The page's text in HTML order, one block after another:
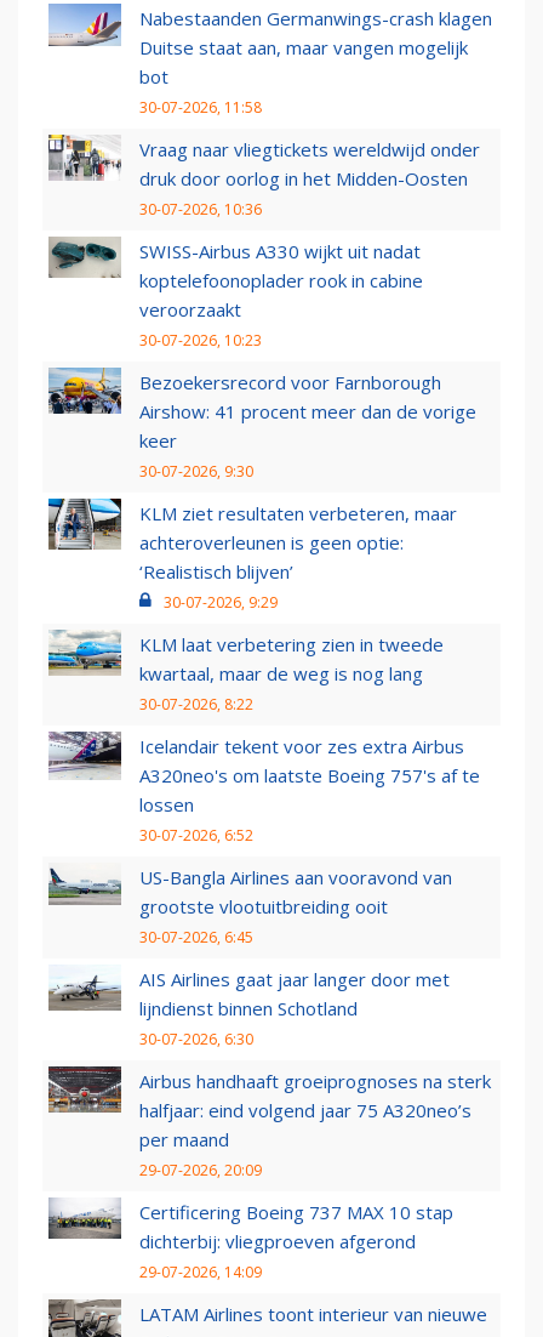
Nabestaanden Germanwings-crash klagen
Duitse staat aan, maar vangen mogelijk
bot
30-07-2026, 11:58
Vraag naar vliegtickets wereldwijd onder
druk door oorlog in het Midden-Oosten
30-07-2026, 10:36
SWISS-Airbus A330 wijkt uit nadat
koptelefoonoplader rook in cabine
veroorzaakt
30-07-2026, 10:23
Bezoekersrecord voor Farnborough
Airshow: 41 procent meer dan de vorige
keer
30-07-2026, 9:30
KLM ziet resultaten verbeteren, maar
achteroverleunen is geen optie:
‘Realistisch blijven’
30-07-2026, 9:29
KLM laat verbetering zien in tweede
kwartaal, maar de weg is nog lang
30-07-2026, 8:22
Icelandair tekent voor zes extra Airbus
A320neo's om laatste Boeing 757's af te
lossen
30-07-2026, 6:52
US-Bangla Airlines aan vooravond van
grootste vlootuitbreiding ooit
30-07-2026, 6:45
AIS Airlines gaat jaar langer door met
lijndienst binnen Schotland
30-07-2026, 6:30
Airbus handhaaft groeiprognoses na sterk
halfjaar: eind volgend jaar 75 A320neo’s
per maand
29-07-2026, 20:09
Certificering Boeing 737 MAX 10 stap
dichterbij: vliegproeven afgerond
29-07-2026, 14:09
LATAM Airlines toont interieur van nieuwe